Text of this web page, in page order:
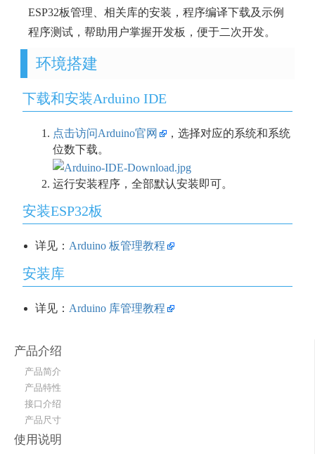
ESP32板管理、相关库的安装，程序编译下载及示例
程序测试，帮助用户掌握开发板，便于二次开发。
环境搭建
下载和安装Arduino IDE
点击访问Arduino官网
，选择对应的系统和系统
位数下载。
运行安装程序，全部默认安装即可。
安装ESP32板
详见： Arduino 板管理教程
安装库
详见： Arduino 库管理教程
产品介绍
产品简介
产品特性
接口介绍
产品尺寸
使用说明